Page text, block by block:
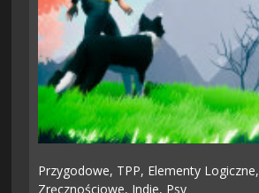
Przygodowe, TPP, Elementy Logiczne,
Zręcznościowe, Indie, Psy